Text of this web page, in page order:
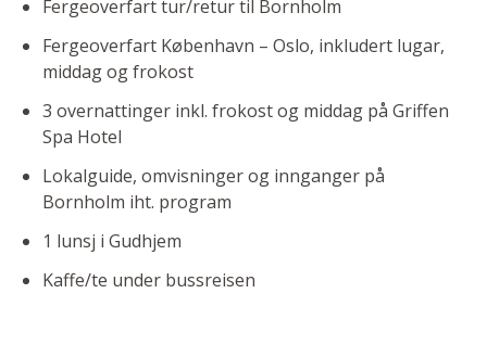
Fergeoverfart tur/retur til Bornholm
Fergeoverfart København – Oslo, inkludert lugar,
middag og frokost
3 overnattinger inkl. frokost og middag på Griffen
Spa Hotel
Lokalguide, omvisninger og innganger på
Bornholm iht. program
1 lunsj i Gudhjem
Kaffe/te under bussreisen